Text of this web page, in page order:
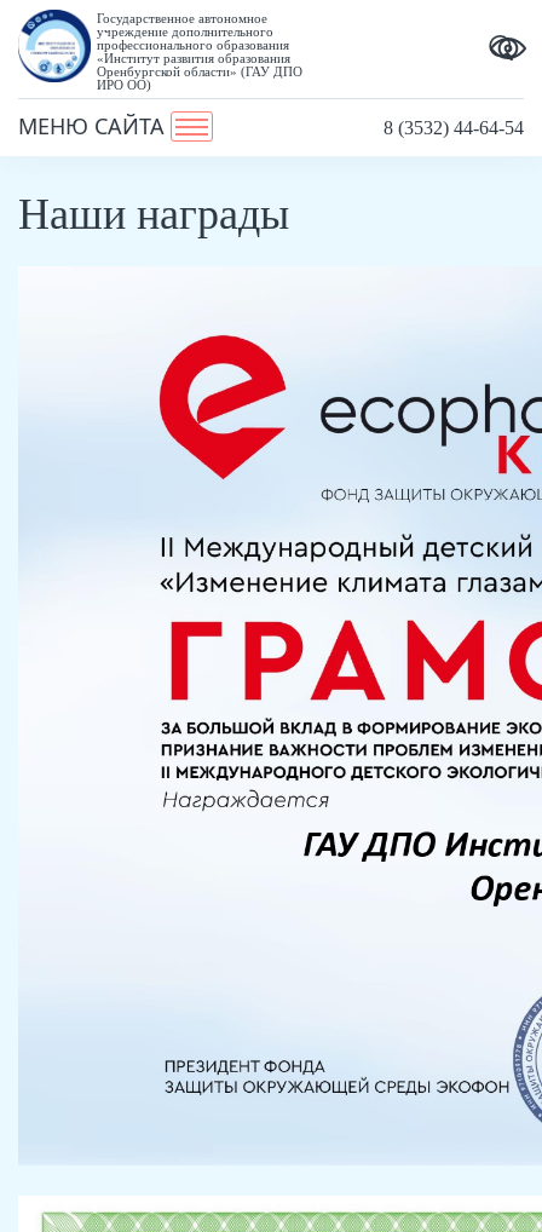
Государственное автономное
учреждение дополнительного
профессионального образования
«Институт развития образования
Оренбургской области» (ГАУ ДПО
ИРО ОО)
МЕНЮ САЙТА 8 (3532) 44-64-54
Наши награды